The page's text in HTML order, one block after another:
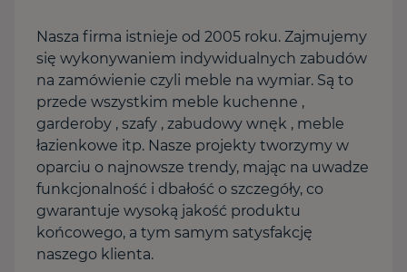
Nasza firma istnieje od 2005 roku. Zajmujemy
się wykonywaniem indywidualnych zabudów
na zamówienie czyli meble na wymiar. Są to
przede wszystkim meble kuchenne ,
garderoby , szafy , zabudowy wnęk , meble
łazienkowe itp. Nasze projekty tworzymy w
oparciu o najnowsze trendy, mając na uwadze
funkcjonalność i dbałość o szczegóły, co
gwarantuje wysoką jakość produktu
końcowego, a tym samym satysfakcję
naszego klienta.